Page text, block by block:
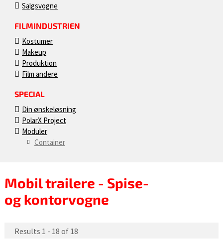
Salgsvogne
FILMINDUSTRIEN
Kostumer
Makeup
Produktion
Film andere
SPECIAL
Din ønskeløsning
PolarX Project
Moduler
Container
Mobil trailere - Spise-
og kontorvogne
Results 1 - 18 of 18